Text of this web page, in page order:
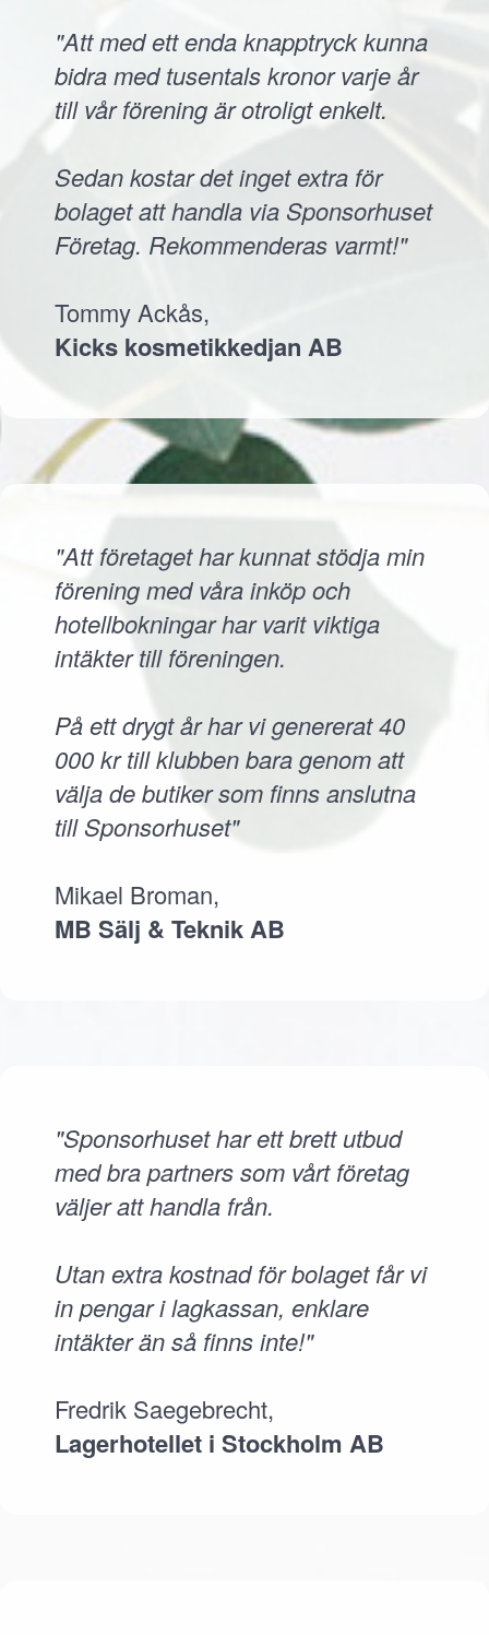
"Att med ett enda knapptryck kunna
bidra med tusentals kronor varje år
till vår förening är otroligt enkelt.
Sedan kostar det inget extra för
bolaget att handla via Sponsorhuset
Företag. Rekommenderas varmt!"
Tommy Ackås,
Kicks kosmetikkedjan AB
"Att företaget har kunnat stödja min
förening med våra inköp och
hotellbokningar har varit viktiga
intäkter till föreningen.
På ett drygt år har vi genererat 40
000 kr till klubben bara genom att
välja de butiker som finns anslutna
till Sponsorhuset"
Mikael Broman,
MB Sälj & Teknik AB
"Sponsorhuset har ett brett utbud
med bra partners som vårt företag
väljer att handla från.
Utan extra kostnad för bolaget får vi
in pengar i lagkassan, enklare
intäkter än så finns inte!"
Fredrik Saegebrecht,
Lagerhotellet i Stockholm AB